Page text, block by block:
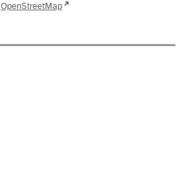
OpenStreetMap